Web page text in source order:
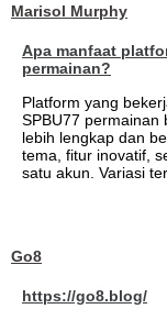
Marisol Murphy
Apa manfaat
permainan?
Platform yang
SPBU77 permainan
lebih lengkap dan
tema, fitur inovatif,
satu akun. Variasi
Go8
https://go8.blog/